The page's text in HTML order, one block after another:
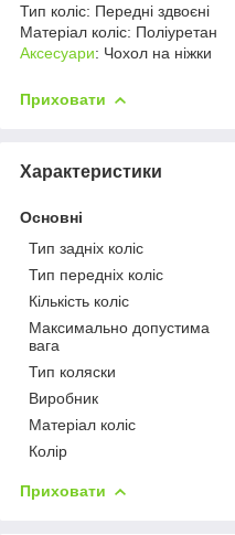
Тип коліс: Передні здвоєні
Матеріал коліс: Поліуретан
Аксесуари: Чохол на ніжки
Приховати
Характеристики
Основні
Тип задніх коліс
Тип передніх коліс
Кількість коліс
Максимально допустима
вага
Тип коляски
Виробник
Матеріал коліс
Колір
Приховати